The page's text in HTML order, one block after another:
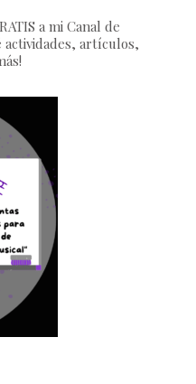
a mi Canal de
actividades, artículos,